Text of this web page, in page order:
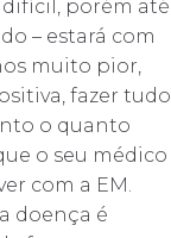
difícil, porém até
– estará com
muito pior,
fazer tudo
o quanto
o seu médico
com a EM.
doença é